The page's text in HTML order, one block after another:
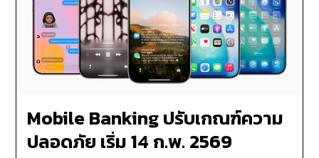
Mobile Banking ปรับเกณฑ์ความ
ปลอดภัย เริ่ม 14 ก.พ. 2569